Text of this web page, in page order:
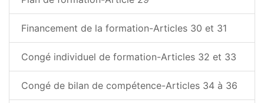
Financement de la formation-Articles 30 et 31
Congé individuel de formation-Articles 32 et 33
Congé de bilan de compétence-Articles 34 à 36